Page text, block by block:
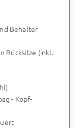
Behälter
Rücksitze (inkl.
- Kopf-